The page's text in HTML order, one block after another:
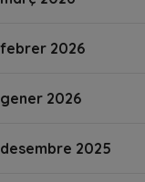
febrer 2026
gener 2026
desembre 2025